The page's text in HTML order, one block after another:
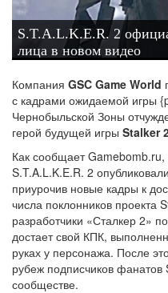
S.T.A.L.K.E.R. 2
лица в новом видео
Компания GSC Game World
с кадрами ожидаемой игры
Чернобыльской Зоны
герой будущей игры Stalker
Как сообщает Gamebomb.ru,
S.T.A.L.K.E.R. 2
приурочив новые кадры к
числа поклонников
разработчики «Сталкер 2»
достает свой КПК,
руках у персонажа. После
рубеж подписчиков
сообществе.